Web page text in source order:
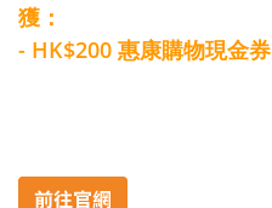
獲：
- HK$200 惠康購物現金券